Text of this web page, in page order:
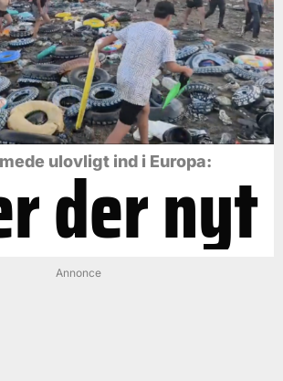
ulovligt ind i Europa:
der nyt
Annonce